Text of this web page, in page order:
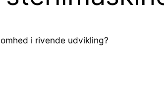
i rivende udvikling?